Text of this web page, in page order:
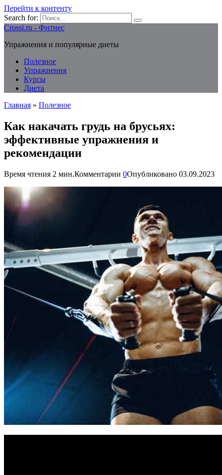
Перейти к контенту
Search for:
Crossi.ru - Фитнес
Упражнения и популярные диеты
Полезное
Упражнения
Курсы
Диета
Главная » Полезное
Как накачать грудь на брусьях:
эффективные упражнения и
рекомендации
Время чтения 2 мин.Комментарии 0Опубликовано 03.09.2023